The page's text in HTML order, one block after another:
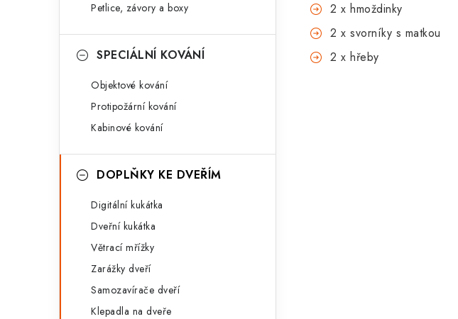
Petlice, závory a boxy
SPECIÁLNÍ KOVÁNÍ
Objektové kování
Protipožární kování
Kabinové kování
DOPLŇKY KE DVEŘÍM
Digitální kukátka
Dveřní kukátka
Větrací mřížky
Zarážky dveří
Samozavírače dveří
Klepadla na dveře
2 x hmoždinky
2 x svorníky s matkou
2 x hřeby